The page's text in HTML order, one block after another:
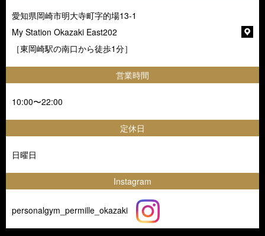
愛知県岡崎市明大寺町字的場13-1
My Station Okazaki East202
［東岡崎駅の南口から徒歩1分］
営業時間
10:00〜22:00
定休日
日曜日
Instagram
personalgym_permille_okazaki